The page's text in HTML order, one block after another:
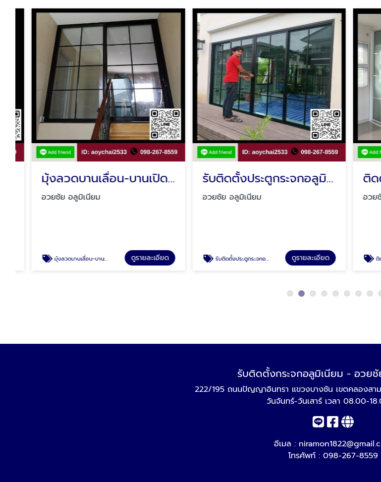
มุ้งลวดบานเลื่อน-บานเปิด-มุ้งจีบ มีนบุรี
อวยชัย อลูมิเนียม
มุ้งลวดบานเลื่อน-บานเปิด-มุ้งจีบ มีนบุรี ดูรายละเอียด
รับติดตั้งประตูกระจกอลูมิเนียม รามอินทรา
อวยชัย อลูมิเนียม
รับติดตั้งประตูกระจกอลูมิเนียม รามอินทรา ดูรายละเอียด
อวยชัย
ติดตั้งตู้เสื้อผ้า-ชั้นว
รับติดตั้งกระจกอลูมิเนียม - อวย
222/195 ถนนปัญญาอินทรา แขวงบางชัน เขตคลองสา
วันจันทร์-วันเสาร์ เวลา 08.00-
อีเมล :
โทรศัพท์ : 098-267-8559